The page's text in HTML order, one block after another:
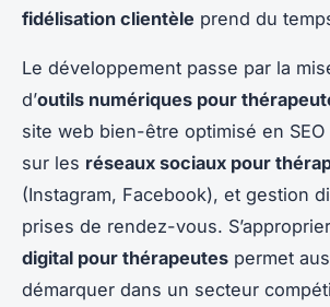
fidélisation clientèle prend du
Le développement passe par la
d’outils numériques pour
site web bien-être optimisé en
sur les réseaux sociaux pour
(Instagram, Facebook), et gestion
prises de rendez-vous.
digital pour thérapeutes permet
démarquer dans un secteur